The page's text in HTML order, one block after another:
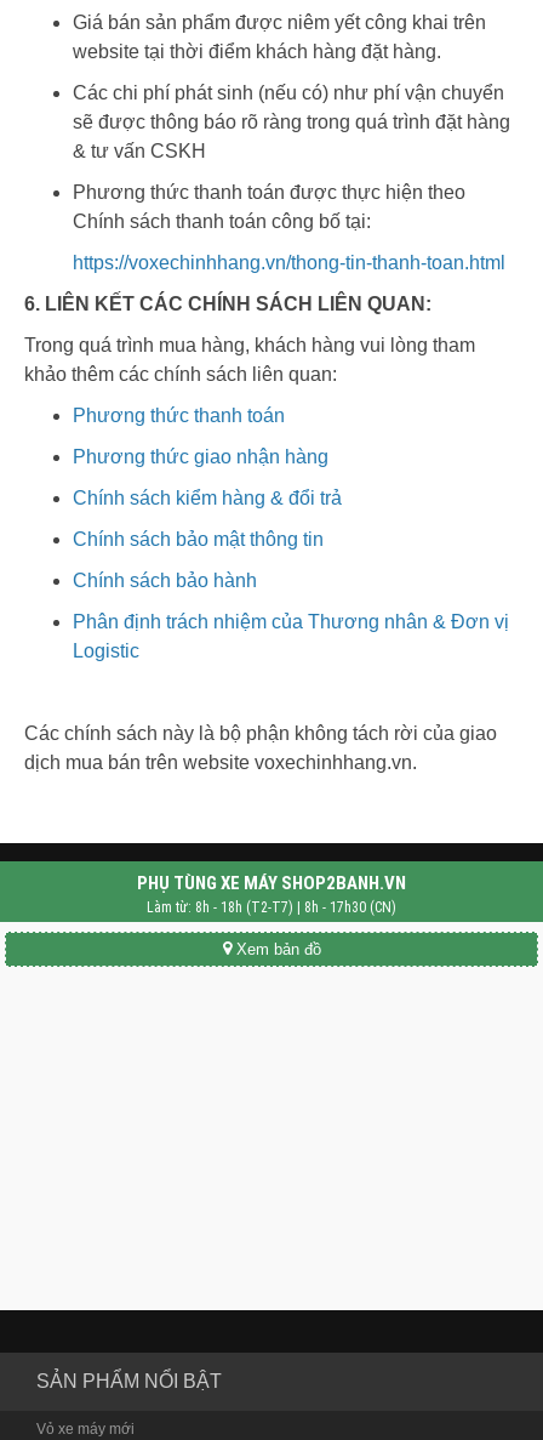
Giá bán sản phẩm được niêm yết công khai trên
website tại thời điểm khách hàng đặt hàng.
Các chi phí phát sinh (nếu có) như phí vận chuyển
sẽ được thông báo rõ ràng trong quá trình đặt hàng
& tư vấn CSKH
Phương thức thanh toán được thực hiện theo
Chính sách thanh toán công bố tại:
https://voxechinhhang.vn/thong-tin-thanh-toan.html
6. LIÊN KẾT CÁC CHÍNH SÁCH LIÊN QUAN:
Trong quá trình mua hàng, khách hàng vui lòng tham
khảo thêm các chính sách liên quan:
Phương thức thanh toán
Phương thức giao nhận hàng
Chính sách kiểm hàng & đổi trả
Chính sách bảo mật thông tin
Chính sách bảo hành
Phân định trách nhiệm của Thương nhân & Đơn vị
Logistic
Các chính sách này là bộ phận không tách rời của giao
dịch mua bán trên website voxechinhhang.vn.
PHỤ TÙNG XE MÁY SHOP2BANH.VN
Làm từ: 8h - 18h (T2-T7) | 8h - 17h30 (CN)
Xem bản đồ
SẢN PHẨM NỔI BẬT
Vỏ xe máy mới